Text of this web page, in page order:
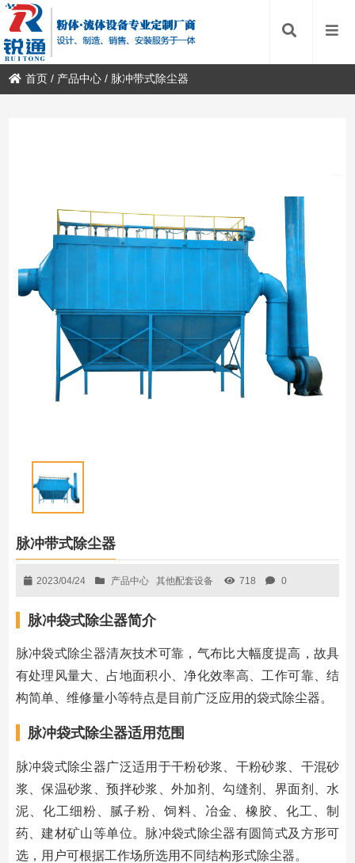
首页 / 产品中心 / 脉冲带式除尘器
脉冲带式除尘器
2023/04/24 产品中心 其他配套设备 718 0
脉冲袋式除尘器简介
脉冲袋式除尘器清灰技术可靠，气布比大幅度提高，故具
有处理风量大、占地面积小、净化效率高、工作可靠、结
构简单、维修量小等特点是目前广泛应用的袋式除尘器。
脉冲袋式除尘器适用范围
脉冲袋式除尘器广泛适用于干粉砂浆、干粉砂浆、干混砂
浆、保温砂浆、预拌砂浆、外加剂、勾缝剂、界面剂、水
泥、化工细粉、腻子粉、饲料、冶金、橡胶、化工、制
药、建材矿山等单位。脉冲袋式除尘器有圆筒式及方形可
选，用户可根据工作场所选用不同结构形式除尘器。